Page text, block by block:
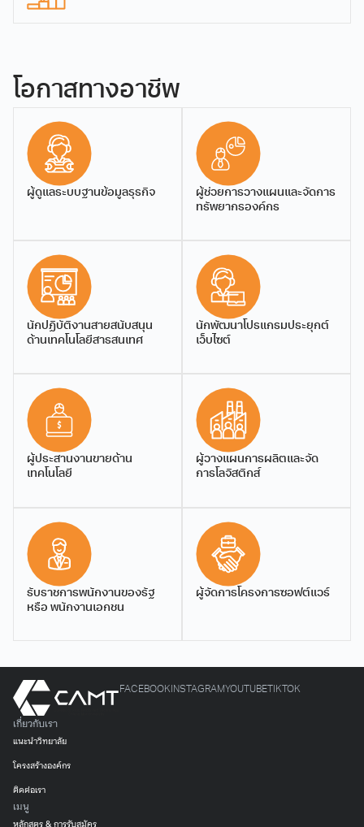
โอกาสทางอาชีพ
ผู้ดูแลระบบฐานข้อมูลธุรกิจ
ผู้ช่วยการวางแผนและจัดการ
ทรัพยากรองค์กร
นักปฏิบัติงานสายสนับสนุน
ด้านเทคโนโลยีสารสนเทศ
นักพัฒนาโปรแกรมประยุกต์
เว็บไซต์
ผู้ประสานงานขายด้าน
เทคโนโลยี
ผู้วางแผนการผลิตและจัด
การโลจิสติกส์
รับราชการพนักงานของรัฐ
หรือ พนักงานเอกชน
ผู้จัดการโครงการซอฟต์แวร์
ศาสตรบัณฑิต สาขาวิชาการ
เทคโนโลยีสารสนเทศ
หลักสูตรปรับปรุง พ.ศ 2565
5.10 MB
...
ศาสตรบัณฑิต สาขาวิชาการ
จัดการสมัยใหม่และ
เทคโนโลยีสารสนเทศ
หลักสูตรปรับปรุง พ.ศ.2562
147.31 KB 240 downloads
...
โครงสร้างและแผนการศึกษา
หมวดวิชาศึกษาทั่วไป รูป
แบบใหม่ หลักสูตรวิทยา
ศาสตรบัณฑิต สาขาวิชาการ
จัดการสมัยใหม่และ
downloads
Download
โครงสร้างหลักสูตรวิทยา
241.98 KB 168 downloads
ดร.ภัทรพร คูวุฒยากร
ผู้ช่วยศาสตราจารย์
ดร.วรธมณ จีระผานุกร
ผู้ช่วยศาสตราจารย์
ผู้ช่วยศาสตราจารย์
ดร.ภคินี อริยะ
ผู้ช่วยศาสตราจารย์
ผู้ช่วยศาสตราจารย์
ดร.อฬิญญา พงษ์วาท
ผู้ช่วยศาสตราจารย์
ผู้ช่วยศาสตราจารย์
ดร.บุณฑริกา ปภาวสิทธิ์
ผู้ช่วยศาสตราจารย์
อาจารย์
เกี่ยวกับเรา
แนะนำวิทยาลัย
โครงสร้างองค์กร
ติดต่อเรา
เมนู
FACEBOOK INSTAGRAMYOUTUBE TIKTOK